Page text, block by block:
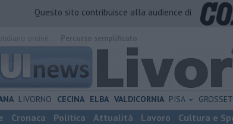
Questo sito contribuisce alla audience di
LIVORNO CECINA ELBA VALDICORNIA PISA
Cronaca Politica Attualità Lavoro Cultura e